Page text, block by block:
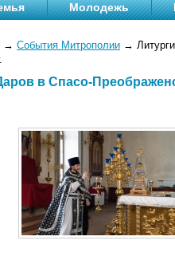
Молодежь
→ События Митрополии →
в Спасо-